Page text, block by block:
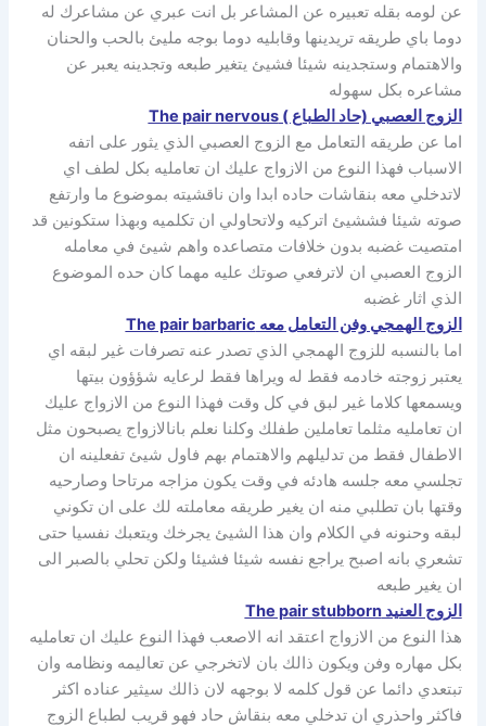
عن لومه بقله تعبيره عن المشاعر بل انت عبري عن مشاعرك له
دوما باي طريقه تريدينها وقابليه دوما بوجه مليئ بالحب والحنان
والاهتمام وستجدينه شيئا فشيئ يتغير طبعه وتجدينه يعبر عن
مشاعره بكل سهوله
الزوج العصبي (حاد الطباع ) The pair nervous
اما عن طريقه التعامل مع الزوج العصبي الذي يثور على اتفه
الاسباب فهذا النوع من الازواج عليك ان تعامليه بكل لطف اي
لاتدخلي معه بنقاشات حاده ابدا وان ناقشيته بموضوع ما وارتفع
صوته شيئا فششيئ اتركيه ولاتحاولي ان تكلميه وبهذا ستكونين قد
امتصيت غضبه بدون خلافات متصاعده واهم شيئ في معامله
الزوج العصبي ان لاترفعي صوتك عليه مهما كان حده الموضوع
الذي اثار غضبه
الزوج الهمجي وفن التعامل معه The pair barbaric
اما بالنسبه للزوج الهمجي الذي تصدر عنه تصرفات غير لبقه اي
يعتبر زوجته خادمه فقط له ويراها فقط لرعايه شؤؤون بيتها
ويسمعها كلاما غير لبق في كل وقت فهذا النوع من الازواج عليك
ان تعامليه مثلما تعاملين طفلك وكلنا نعلم بانالازواج يصبحون مثل
الاطفال فقط من تدليلهم والاهتمام بهم فاول شيئ تفعلينه ان
تجلسي معه جلسه هادئه في وقت يكون مزاجه مرتاحا وصارحيه
وقتها بان تطلبي منه ان يغير طريقه معاملته لك على ان تكوني
لبقه وحنونه في الكلام وان هذا الشيئ يجرخك ويتعبك نفسيا حتى
تشعري بانه اصبح يراجع نفسه شيئا فشيئا ولكن تحلي بالصبر الى
ان يغير طبعه
الزوج العنيد The pair stubborn
هذا النوع من الازواج اعتقد انه الاصعب فهذا النوع عليك ان تعامليه
بكل مهاره وفن ويكون ذالك بان لاتخرجي عن تعاليمه ونظامه وان
تبتعدي دائما عن قول كلمه لا بوجهه لان ذالك سيثير عناده اكثر
فاكثر واحذري ان تدخلي معه بنقاش حاد فهو قريب لطباع الزوج